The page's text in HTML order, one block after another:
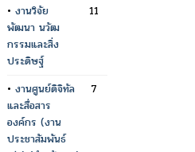
• งานวิจัย
พัฒนา นวัฒ
กรรมและสิ่ง
ประดิษฐ์
11
• งานศูนย์ดิจิทัล
และสื่อสาร
องค์กร (งาน
ประชาสัมพันธ์
7